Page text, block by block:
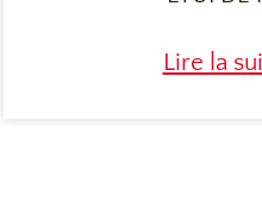
Lire la